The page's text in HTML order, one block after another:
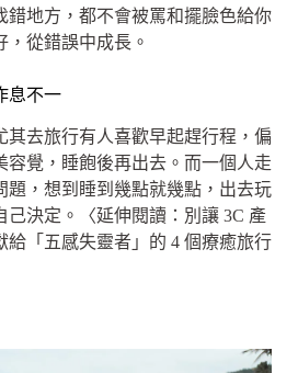
錯地方，都不會被罵和擺臉色給你
從錯誤中成長。
息不一
其去旅行有人喜歡早起趕行程，偏
容覺，睡飽後再出去。而一個人走
題，想到睡到幾點就幾點，出去玩
己決定。〈延伸閱讀：別讓 3C 產
給「五感失靈者」的 4 個療癒旅行